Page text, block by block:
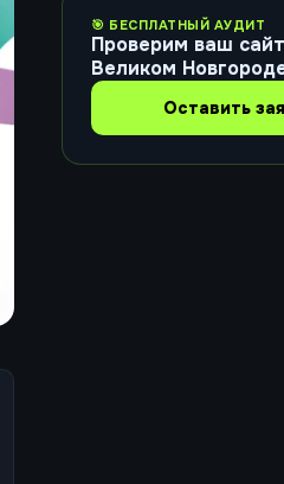
🎯 БЕСПЛАТНЫЙ АУДИТ
Проверим ваш
Великом
Оставить